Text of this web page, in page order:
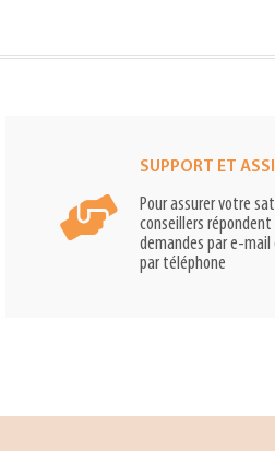
SUPPORT ET
Pour assurer votre
conseillers
demandes par e-mail
par téléphone